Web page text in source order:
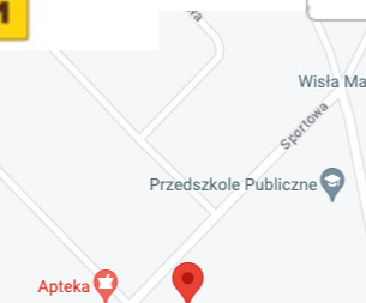
Zaproszenie na spotkanie
r.
ZAPROSZENIE NA
i Śpiewaków Ludowych
Nadwiślańskich